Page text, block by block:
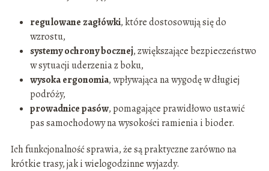
regulowane zagłówki, które dostosowują się do
wzrostu,
systemy ochrony bocznej, zwiększające bezpieczeństwo
w sytuacji uderzenia z boku,
wysoka ergonomia, wpływająca na wygodę w długiej
podróży,
prowadnice pasów, pomagające prawidłowo ustawić
pas samochodowy na wysokości ramienia i bioder.
Ich funkcjonalność sprawia, że są praktyczne zarówno na
krótkie trasy, jak i wielogodzinne wyjazdy.